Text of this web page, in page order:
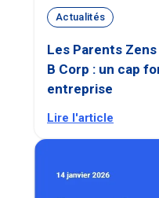
Actualités
Les Parents
B Corp : un cap
entreprise
Lire l'article